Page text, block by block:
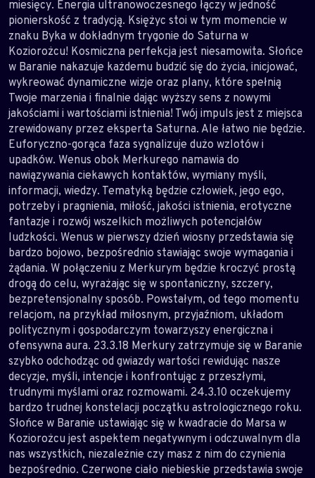
miesięcy. Energia ultranowoczesnego łączy w jedność
pionierskość z tradycją. Księżyc stoi w tym momencie w
znaku Byka w dokładnym trygonie do Saturna w
Koziorożcu! Kosmiczna perfekcja jest niesamowita. Słońce
w Baranie nakazuje każdemu budzić się do życia, inicjować,
wykreować dynamiczne wizje oraz plany, które spełnią
Twoje marzenia i finalnie dając wyższy sens z nowymi
jakościami i wartościami istnienia! Twój impuls jest z miejsca
zrewidowany przez eksperta Saturna. Ale łatwo nie będzie.
Euforyczno-gorąca faza sygnalizuje dużo wzlotów i
upadków. Wenus obok Merkurego namawia do
nawiązywania ciekawych kontaktów, wymiany myśli,
informacji, wiedzy. Tematyką będzie człowiek, jego ego,
potrzeby i pragnienia, miłość, jakości istnienia, erotyczne
fantazje i rozwój wszelkich możliwych potencjałów
ludzkości. Wenus w pierwszy dzień wiosny przedstawia się
bardzo bojowo, bezpośrednio stawiając swoje wymagania i
żądania. W połączeniu z Merkurym będzie kroczyć prostą
drogą do celu, wyrażając się w spontaniczny, szczery,
bezpretensjonalny sposób. Powstałym, od tego momentu
relacjom, na przykład miłosnym, przyjaźniom, układom
politycznym i gospodarczym towarzyszy energiczna i
ofensywna aura. 23.3.18 Merkury zatrzymuje się w Baranie
szybko odchodząc od gwiazdy wartości rewidując nasze
decyzje, myśli, intencje i konfrontując z przeszłymi,
trudnymi myślami oraz rozmowami. 24.3.10 oczekujemy
bardzo trudnej konstelacji początku astrologicznego roku.
Słońce w Baranie ustawiając się w kwadracie do Marsa w
Koziorożcu jest aspektem negatywnym i odczuwalnym dla
nas wszystkich, niezależnie czy masz z nim do czynienia
bezpośrednio. Czerwone ciało niebieskie przedstawia swoje